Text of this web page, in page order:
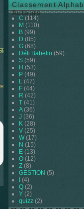
Classement
Auteurs
C (114)
M (110)
B (99)
D (85)
G (68)
Défi Babelio (59)
S (59)
H (53)
P (49)
L (47)
F (44)
R (42)
T (41)
A(36)
J (36)
K (28)
V (25)
W(17)
N (15)
E (13)
O (12)
Z (8)
GESTION (5)
(4)
Q (2)
Y (2)
quizz (2)